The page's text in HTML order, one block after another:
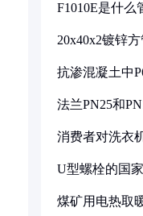
F1010E是什么
20x40x2镀锌
抗渗混凝土中
法兰PN25和
消费者对洗衣
U型螺栓的国
煤矿用电热取